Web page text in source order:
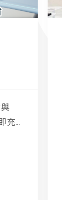
充...